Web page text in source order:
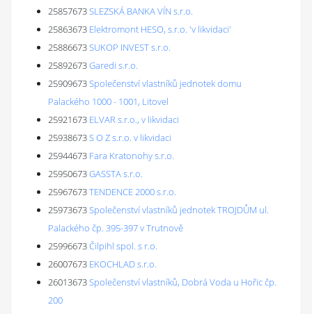
25857673SLEZSKÁ BANKA VÍN s.r.o.
25863673 Elektromont HESO, s.r.o. 'v likvidaci'
25886673SUKOP INVEST s.r.o.
25892673Garedi s.r.o.
25909673Společenství vlastníků jednotek domu
Palackého 1000 - 1001, Litovel
25921673 ELVAR s.r.o., v likvidaci
25938673S O Z s.r.o. v likvidaci
25944673 Fara Kratonohy s.r.o.
25950673GASSTA s.r.o.
25967673TENDENCE 2000 s.r.o.
25973673Společenství vlastníků jednotek TROJDŮM ul.
Palackého čp. 395-397 v Trutnově
25996673Čilpihl spol. s r.o.
26007673 EKOCHLAD s.r.o.
26013673Společenství vlastníků, Dobrá Voda u Hořic čp.
200